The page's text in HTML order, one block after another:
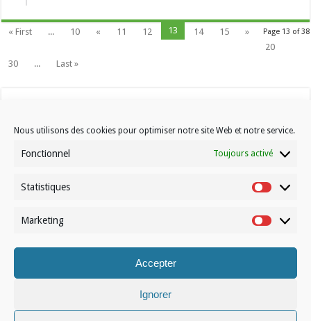
Nous utilisons des cookies pour optimiser notre site Web et notre service.
Fonctionnel Toujours activé
Statistiques
Marketing
Accepter
Ignorer
Page 13 of 38
« First ... 10 « 11 12 13 14 15
»
20
30
... Last »
Contactez-nous
© Volleynews.be2026
Déclaration de confidentialité